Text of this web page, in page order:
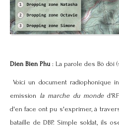
Dien Bien Phu : La parole des Bö döi
Voici un document radiophonique
emission la marche du monde
d'en face ont pu s'exprimer, à
bataille de DBP. Simple soldat, ils